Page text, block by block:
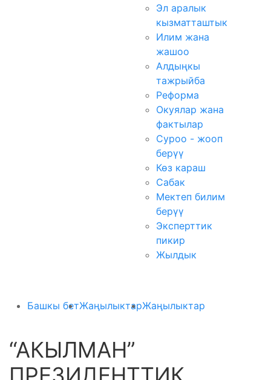
Эл аралык
кызматташтык
Илим жана
жашоо
Алдыңкы
тажрыйба
Реформа
Окуялар жана
фактылар
Суроо - жооп
берүү
Көз караш
Сабак
Мектеп билим
берүү
Эксперттик
пикир
Жылдык
Башкы бетЖаңылыктарЖаңылыктар
“АКЫЛМАН”